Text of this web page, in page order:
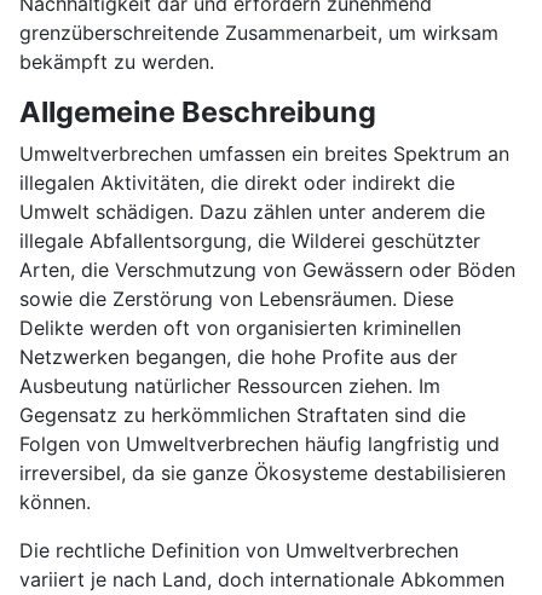
grenzüberschreitende Zusammenarbeit, um wirksam
bekämpft zu werden.
Allgemeine Beschreibung
Umweltverbrechen umfassen ein breites Spektrum an
illegalen Aktivitäten, die direkt oder indirekt die
Umwelt schädigen. Dazu zählen unter anderem die
illegale Abfallentsorgung, die Wilderei geschützter
Arten, die Verschmutzung von Gewässern oder Böden
sowie die Zerstörung von Lebensräumen. Diese
Delikte werden oft von organisierten kriminellen
Netzwerken begangen, die hohe Profite aus der
Ausbeutung natürlicher Ressourcen ziehen. Im
Gegensatz zu herkömmlichen Straftaten sind die
Folgen von Umweltverbrechen häufig langfristig und
irreversibel, da sie ganze Ökosysteme destabilisieren
können.
Die rechtliche Definition von Umweltverbrechen
variiert je nach Land, doch internationale Abkommen